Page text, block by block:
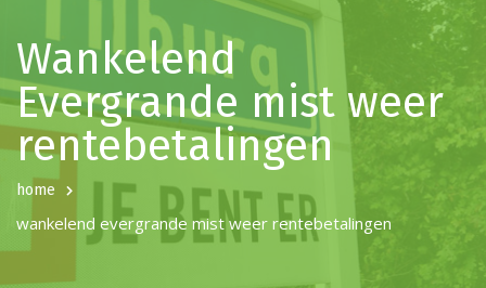
Wankelend
Evergrande mist weer
rentebetalingen
home
wankelend evergrande mist weer rentebetalingen